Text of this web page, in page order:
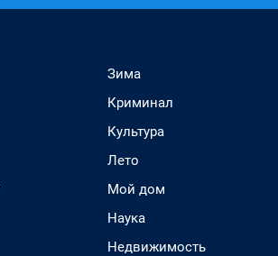
Зима
Криминал
Культура
Лето
Мой дом
Наука
Недвижимость